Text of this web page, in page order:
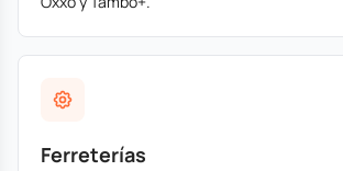
Ferreterías